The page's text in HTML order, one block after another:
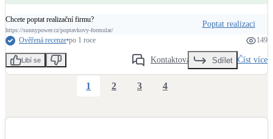
Chcete poptat realizační firmu?
https://sunnypower.cz/poptavkovy-formular/
Poptat realizaci
Ověřená recenze•po 1 roce 149
Libí se Kontaktovat Sdílet Číst více
1 2 3 4